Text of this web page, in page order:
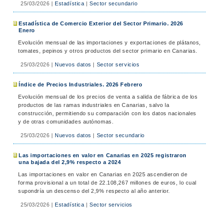
25/03/2026 |Estadística | Sector secundario
Estadística de Comercio Exterior del Sector Primario. 2026
Enero
Evolución mensual de las importaciones y exportaciones de plátanos,
tomates, pepinos y otros productos del sector primario en Canarias.
25/03/2026 |Nuevos datos | Sector servicios
Índice de Precios Industriales. 2026 Febrero
Evolución mensual de los precios de venta a salida de fábrica de los
productos de las ramas industriales en Canarias, salvo la
construcción, permitiendo su comparación con los datos nacionales
y de otras comunidades autónomas.
25/03/2026 |Nuevos datos | Sector secundario
Las importaciones en valor en Canarias en 2025 registraron
una bajada del 2,9% respecto a 2024
Las importaciones en valor en Canarias en 2025 ascendieron de
forma provisional a un total de 22.108,267 millones de euros, lo cual
supondría un descenso del 2,9% respecto al año anterior.
25/03/2026 |Estadística | Sector servicios